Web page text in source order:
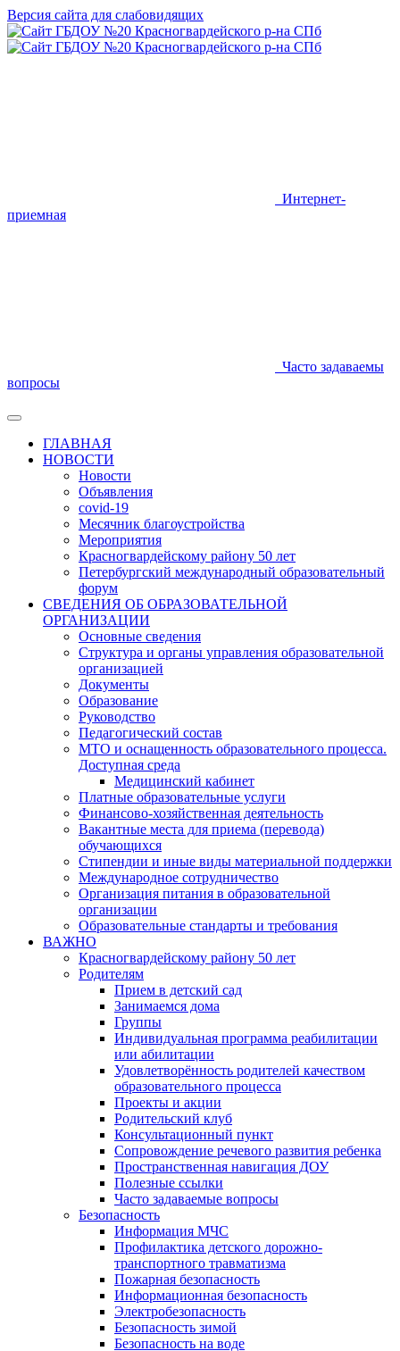
Версия сайта для слабовидящих
Интернет-
приемная
Часто задаваемы
вопросы
ГЛАВНАЯ
НОВОСТИ
Новости
Объявления
covid-19
Месячник благоустройства
Мероприятия
Красногвардейскому району 50 лет
Петербургский международный образовательный
форум
СВЕДЕНИЯ ОБ ОБРАЗОВАТЕЛЬНОЙ
ОРГАНИЗАЦИИ
Основные сведения
Структура и органы управления образовательной
организацией
Документы
Образование
Руководство
Педагогический состав
МТО и оснащенность образовательного процесса.
Доступная среда
Медицинский кабинет
Платные образовательные услуги
Финансово-хозяйственная деятельность
Вакантные места для приема (перевода)
обучающихся
Стипендии и иные виды материальной поддержки
Международное сотрудничество
Организация питания в образовательной
организации
Образовательные стандарты и требования
ВАЖНО
Красногвардейскому району 50 лет
Родителям
Прием в детский сад
Занимаемся дома
Группы
Индивидуальная программа реабилитации
или абилитации
Удовлетворённость родителей качеством
образовательного процесса
Проекты и акции
Родительский клуб
Консультационный пункт
Сопровождение речевого развития ребенка
Пространственная навигация ДОУ
Полезные ссылки
Часто задаваемые вопросы
Безопасность
Информация МЧС
Профилактика детского дорожно-
транспортного травматизма
Пожарная безопасность
Информационная безопасность
Электробезопасность
Безопасность зимой
Безопасность на воде